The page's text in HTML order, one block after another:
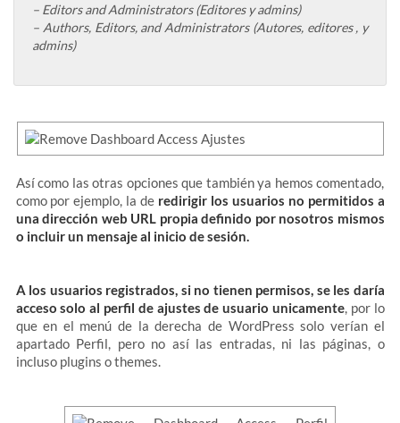
– Editors and Administrators (Editores y admins)
– Authors, Editors, and Administrators (Autores, editores , y
admins)
Así como las otras opciones que también ya hemos comentado,
como por ejemplo, la de redirigir los usuarios no permitidos a
una dirección web URL propia definido por nosotros mismos
o incluir un mensaje al inicio de sesión.
A los usuarios registrados, si no tienen permisos, se les daría
acceso solo al perfil de ajustes de usuario unicamente, por lo
que en el menú de la derecha de WordPress solo verían el
apartado Perfil, pero no así las entradas, ni las páginas, o
incluso plugins o themes.